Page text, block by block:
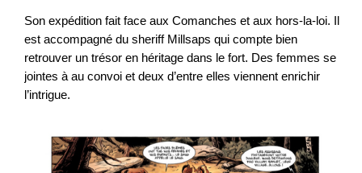
Son expédition fait face aux Comanches et aux hors-la-loi. Il
est accompagné du sheriff Millsaps qui compte bien
retrouver un trésor en héritage dans le fort. Des femmes se
jointes à au convoi et deux d’entre elles viennent enrichir
l’intrigue.